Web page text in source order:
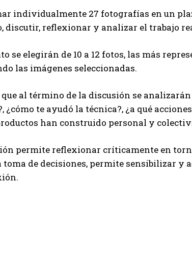
individualmente 27 fotografías en un
discutir, reflexionar y analizar el trabajo
se elegirán de 10 a 12 fotos, las más
las imágenes seleccionadas.
al término de la discusión se
¿cómo te ayudó la técnica?, ¿a qué
han construido personal y
permite reflexionar críticamente en
de decisiones, permite sensibilizar y